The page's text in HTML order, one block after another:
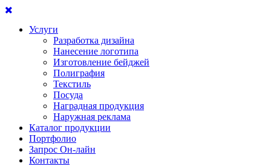
Услуги
Разработка дизайна
Нанесение логотипа
Изготовление бейджей
Полиграфия
Текстиль
Посуда
Наградная продукция
Наружная реклама
Каталог продукции
Портфолио
Запрос Он-лайн
Контакты